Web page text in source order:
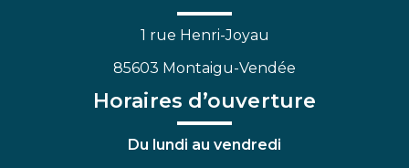
1 rue Henri-Joyau
85603 Montaigu-Vendée
Horaires d’ouverture
Du lundi au vendredi